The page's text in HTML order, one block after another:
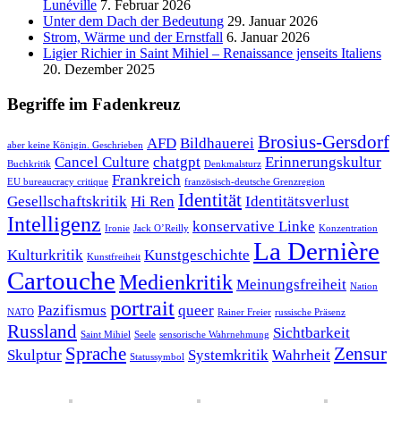
Lunéville 7. Februar 2026
Unter dem Dach der Bedeutung 29. Januar 2026
Strom, Wärme und der Ernstfall 6. Januar 2026
Ligier Richier in Saint Mihiel – Renaissance jenseits Italiens
20. Dezember 2025
Begriffe im Fadenkreuz
aber keine Königin. Geschrieben AFD Bildhauerei Brosius-Gersdorf
Buchkritik Cancel Culture chatgpt Denkmalsturz Erinnerungskultur
EU bureaucracy critique Frankreich französisch-deutsche Grenzregion
Gesellschaftskritik Hi Ren Identität Identitätsverlust
Intelligenz Ironie Jack O’Reilly konservative Linke Konzentration
Kulturkritik Kunstfreiheit Kunstgeschichte La Dernière
CartoucheMedienkritik Meinungsfreiheit Nation
NATO Pazifismus portrait queer Rainer Freier russische Präsenz
Russland Saint Mihiel Seele sensorische Wahrnehmung Sichtbarkeit
Skulptur Sprache Statussymbol Systemkritik Wahrheit Zensur